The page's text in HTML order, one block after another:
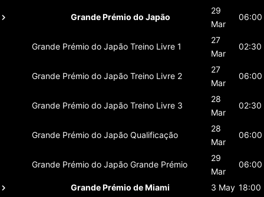
Grande Prémio do Japão
29
Mar
06:00
Grande Prémio do Japão Treino Livre 1
27
Mar
02:30
Grande Prémio do Japão Treino Livre 2
27
Mar
06:00
Grande Prémio do Japão Treino Livre 3
28
Mar
02:30
Grande Prémio do Japão Qualificação
28
Mar
06:00
Grande Prémio do Japão Grande Prémio
29
Mar
06:00
Grande Prémio de Miami 3 May 18:00